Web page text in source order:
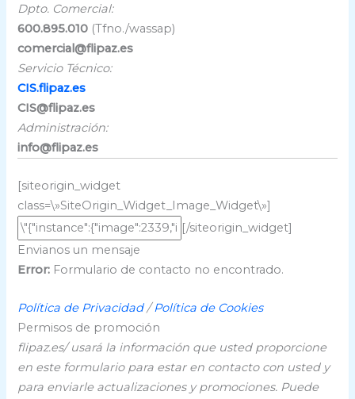
Dpto. Comercial:
600.895.010 (Tfno./wassap)
comercial@flipaz.es
Servicio Técnico:
CIS.flipaz.es
CIS@flipaz.es
Administración:
info@flipaz.es
[siteorigin_widget
class=\»SiteOrigin_Widget_Image_Widget\»]
[/siteorigin_widget]
Envianos un mensaje
Error: Formulario de contacto no encontrado.
Política de Privacidad/Política de Cookies
Permisos de promoción
flipaz.es/ usará la información que usted proporcione
en este formulario para estar en contacto con usted y
para enviarle actualizaciones y promociones. Puede